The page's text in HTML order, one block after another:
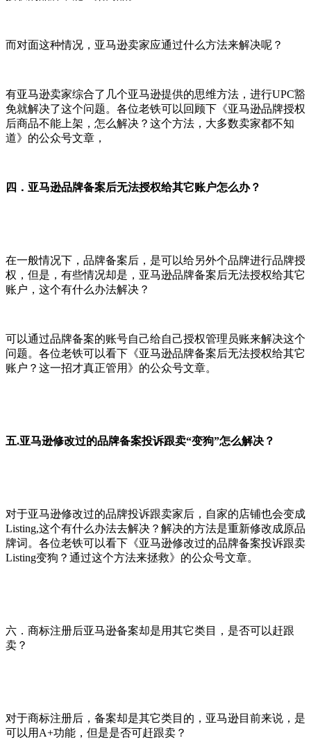
而对面这种情况，亚马逊卖家应通过什么方法来解决呢？
有亚马逊卖家综合了几个亚马逊提供的思维方法，进行UPC豁
免就解决了这个问题。各位老铁可以回顾下《亚马逊品牌授权
后商品不能上架，怎么解决？这个方法，大多数卖家都不知
道》的公众号文章，
四．亚马逊品牌备案后无法授权给其它账户怎么办？
在一般情况下，品牌备案后，是可以给另外个品牌进行品牌授
权，但是，有些情况却是，亚马逊品牌备案后无法授权给其它
账户，这个有什么办法解决？
可以通过品牌备案的账号自己给自己授权管理员账来解决这个
问题。各位老铁可以看下《亚马逊品牌备案后无法授权给其它
账户？这一招才真正管用》的公众号文章。
五.亚马逊修改过的品牌备案投诉跟卖“变狗”怎么解决？
对于亚马逊修改过的品牌投诉跟卖家后，自家的店铺也会变成
Listing,这个有什么办法去解决？解决的方法是重新修改成原品
牌词。各位老铁可以看下《亚马逊修改过的品牌备案投诉跟卖
Listing变狗？通过这个方法来拯救》的公众号文章。
六．商标注册后亚马逊备案却是用其它类目，是否可以赶跟
卖？
对于商标注册后，备案却是其它类目的，亚马逊目前来说，是
可以用A+功能，但是是否可赶跟卖？